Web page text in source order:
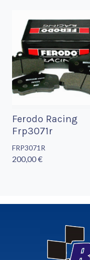
Ferodo Racing
Frp3071r
FRP3071R
200,00 €